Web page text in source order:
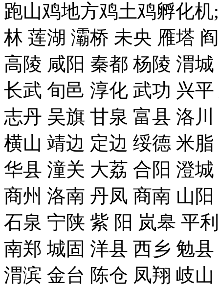
跑山鸡地方鸡土鸡孵化机
林 莲湖 灞桥 未央 雁塔
高陵 咸阳 秦都 杨陵 渭
长武 旬邑 淳化 武功 兴
志丹 吴旗 甘泉 富县 洛
横山 靖边 定边 绥德 米
华县 潼关 大荔 合阳 澄
商州 洛南 丹凤 商南 山
石泉 宁陕 紫 阳 岚皋 平
南郑 城固 洋县 西乡 勉
渭滨 金台 陈仓 凤翔 岐